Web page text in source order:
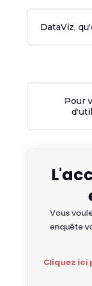
DataViz,
Pour
Vous
enquête
Cliquez ici